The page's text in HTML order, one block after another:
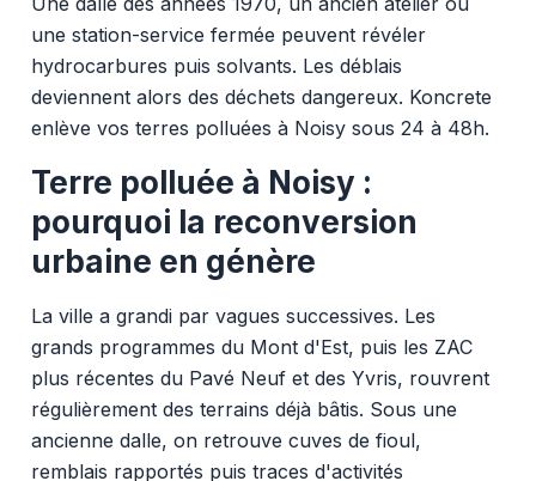
une station-service fermée peuvent révéler
hydrocarbures puis solvants. Les déblais
deviennent alors des déchets dangereux. Koncrete
enlève vos terres polluées à Noisy sous 24 à 48h.
Terre polluée à Noisy :
pourquoi la reconversion
urbaine en génère
La ville a grandi par vagues successives. Les
grands programmes du Mont d'Est, puis les ZAC
plus récentes du Pavé Neuf et des Yvris, rouvrent
régulièrement des terrains déjà bâtis. Sous une
ancienne dalle, on retrouve cuves de fioul,
remblais rapportés puis traces d'activités